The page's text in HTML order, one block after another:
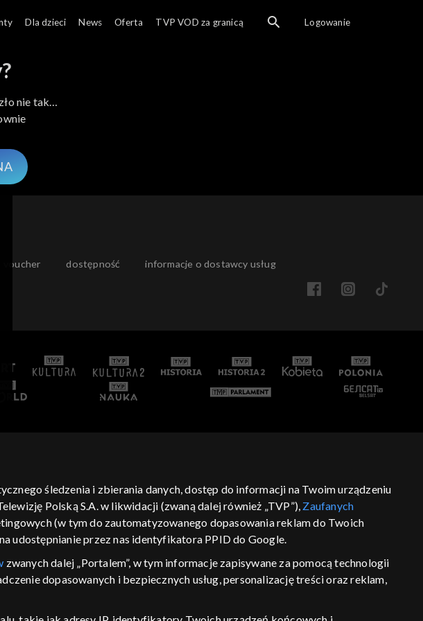
nie tak…
voucher dostępność informacje o dostawcy usług
Dla dzieci News Oferta TVP VOD za granicą Logowanie
śledzenia i zbierania danych, dostęp do informacji na Twoim urządzeniu
Polską S.A. w likwidacji (zwaną dalej również „TVP”), Zaufanych
(w tym do zautomatyzowanego dopasowania reklam do Twoich
udostępnianie przez nas identyfikatora PPID do Google.
zwanych dalej „Portalem”, w tym informacje zapisywane za pomocą technologii
dopasowanych i bezpiecznych usług, personalizację treści oraz reklam,